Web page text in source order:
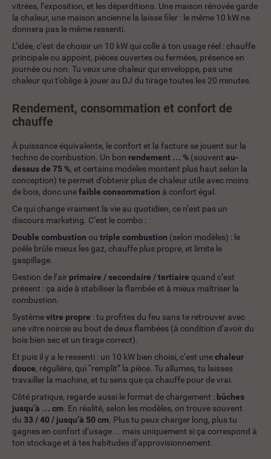
vitrées, l’exposition, et les déperditions. Une maison rénovée garde
la chaleur, une maison ancienne la laisse filer : le même 10 kW ne
donnera pas le même ressenti.
L’idée, c’est de choisir un 10 kW qui colle à ton usage réel : chauffe
principale ou appoint, pièces ouvertes ou fermées, présence en
journée ou non. Tu veux une chaleur qui enveloppe, pas une
chaleur qui t’oblige à jouer au DJ du tirage toutes les 20 minutes.
Rendement, consommation et confort de
chauffe
À puissance équivalente, le confort et la facture se jouent sur la
techno de combustion. Un bon rendement … % (souvent au-
dessus de 75 %, et certains modèles montent plus haut selon la
conception) te permet d’obtenir plus de chaleur utile avec moins
de bois, donc unefaible consommation à confort égal.
Ce qui change vraiment la vie au quotidien, ce n’est pas un
discours marketing. C’est le combo :
Double combustion ou triple combustion (selon modèles) : le
poêle brûle mieux les gaz, chauffe plus propre, et limite le
gaspillage.
Gestion de l’air primaire / secondaire / tertiaire quand c’est
présent : ça aide à stabiliser la flambée et à mieux maîtriser la
combustion.
Systèmevitre propre : tu profites du feu sans te retrouver avec
une vitre noircie au bout de deux flambées (à condition d’avoir du
bois bien sec et un tirage correct).
Et puis il y a le ressenti : un 10 kW bien choisi, c’est unechaleur
douce, régulière, qui “remplit” la pièce. Tu allumes, tu laisses
travailler la machine, et tu sens que ça chauffe pour de vrai.
Côté pratique, regarde aussi le format de chargement : bûches
jusqu’à … cm. En réalité, selon les modèles, on trouve souvent
du 33 / 40 / jusqu’à 50 cm. Plus tu peux charger long, plus tu
gagnes en confort d’usage… mais uniquement si ça correspond à
ton stockage et à tes habitudes d’approvisionnement.